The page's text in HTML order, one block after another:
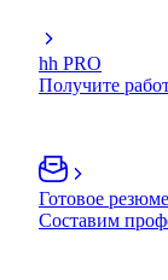
hh PRO
Получите
Готовое резюме
Составим